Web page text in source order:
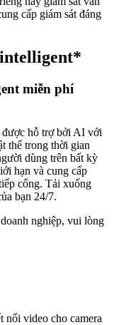
cấp giám sát đáng
miễn phí
được hỗ trợ bởi AI với
thể trong thời gian
dùng trên bất kỳ
hạn và cung cấp
cổng. Tải xuống
bạn 24/7.
nghiệp, vui lòng
nối video cho camera